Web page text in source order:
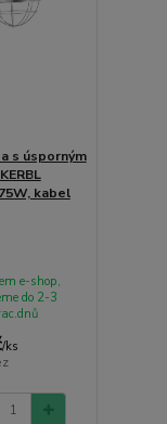
s úsporným
kabel
/ks
e-shop,
do 2-3